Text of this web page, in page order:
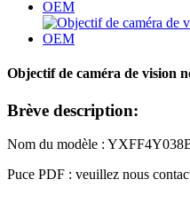
Objectif de caméra de vision
Brève description:
Nom du modèle :
Puce PDF : veuillez nous